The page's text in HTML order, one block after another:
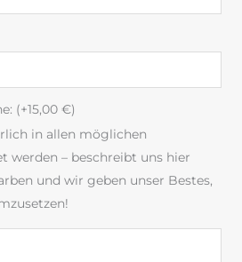
(+15,00 €)
in allen möglichen
werden – beschreibt uns hier
und wir geben unser Bestes,